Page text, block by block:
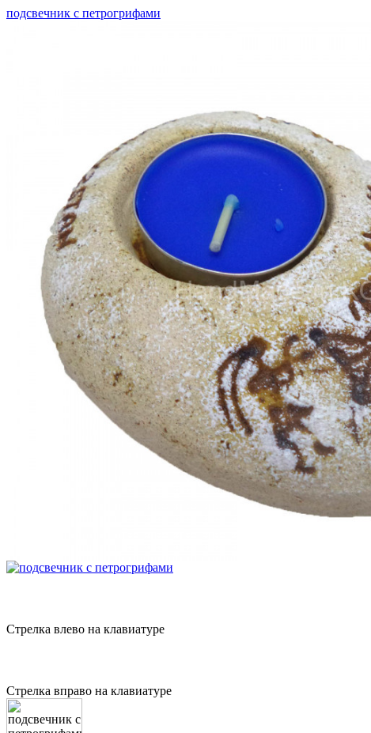
подсвечник с петрогрифами
Стрелка влево на клавиатуре
Стрелка вправо на клавиатуре